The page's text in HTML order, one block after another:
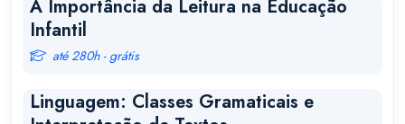
A Importância da Leitura na Educação
Infantil
até 280h - grátis
Linguagem: Classes Gramaticais e